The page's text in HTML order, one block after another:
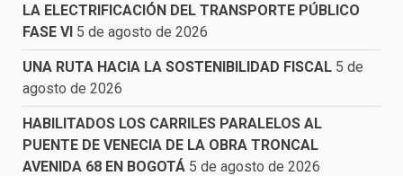
LA ELECTRIFICACIÓN DEL TRANSPORTE PÚBLICO
FASE VI 5 de agosto de 2026
UNA RUTA HACIA LA SOSTENIBILIDAD FISCAL 5 de
agosto de 2026
HABILITADOS LOS CARRILES PARALELOS AL
PUENTE DE VENECIA DE LA OBRA TRONCAL
AVENIDA 68 EN BOGOTÁ 5 de agosto de 2026